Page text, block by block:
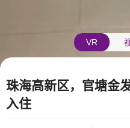
VR
珠海高新区，官塘金
入住